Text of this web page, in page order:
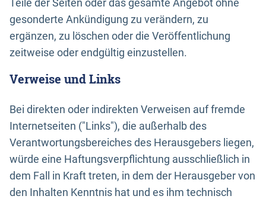
Teile der Seiten oder das gesamte Angebot ohne
gesonderte Ankündigung zu verändern, zu
ergänzen, zu löschen oder die Veröffentlichung
zeitweise oder endgültig einzustellen.
Verweise und Links
Bei direkten oder indirekten Verweisen auf fremde
Internetseiten ("Links"), die außerhalb des
Verantwortungsbereiches des Herausgebers liegen,
würde eine Haftungsverpflichtung ausschließlich in
dem Fall in Kraft treten, in dem der Herausgeber von
den Inhalten Kenntnis hat und es ihm technisch